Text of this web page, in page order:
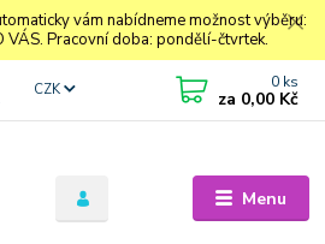
vám nabídneme možnost výběru:
VÁS. Pracovní doba: pondělí-čtvrtek.
Menu
CZK 0 ks
za 0,00 Kč